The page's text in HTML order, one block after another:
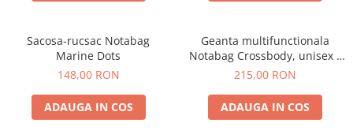
Sacosa-rucsac Notabag
Marine Dots
148,00 RON
ADAUGA IN COS
Geanta multifunctionala
Notabag Crossbody, unisex -
verde
215,00 RON
ADAUGA IN COS